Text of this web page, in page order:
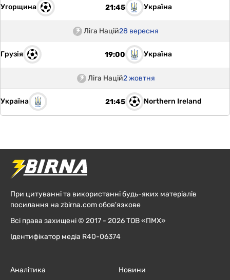
Угорщина 21:45 Україна
Ліга Націй28 вересня
Грузія 19:00 Україна
Ліга Націй2 жовтня
Україна 21:45 Northern Ireland
При цитуванні та використанні будь-яких матеріалів
посилання на zbirna.com обов'язкове
Всі права захищені © 2017 - 2026 ТОВ «ПМХ»
Ідентифікатор медіа R40-06374
Аналітика
Новини